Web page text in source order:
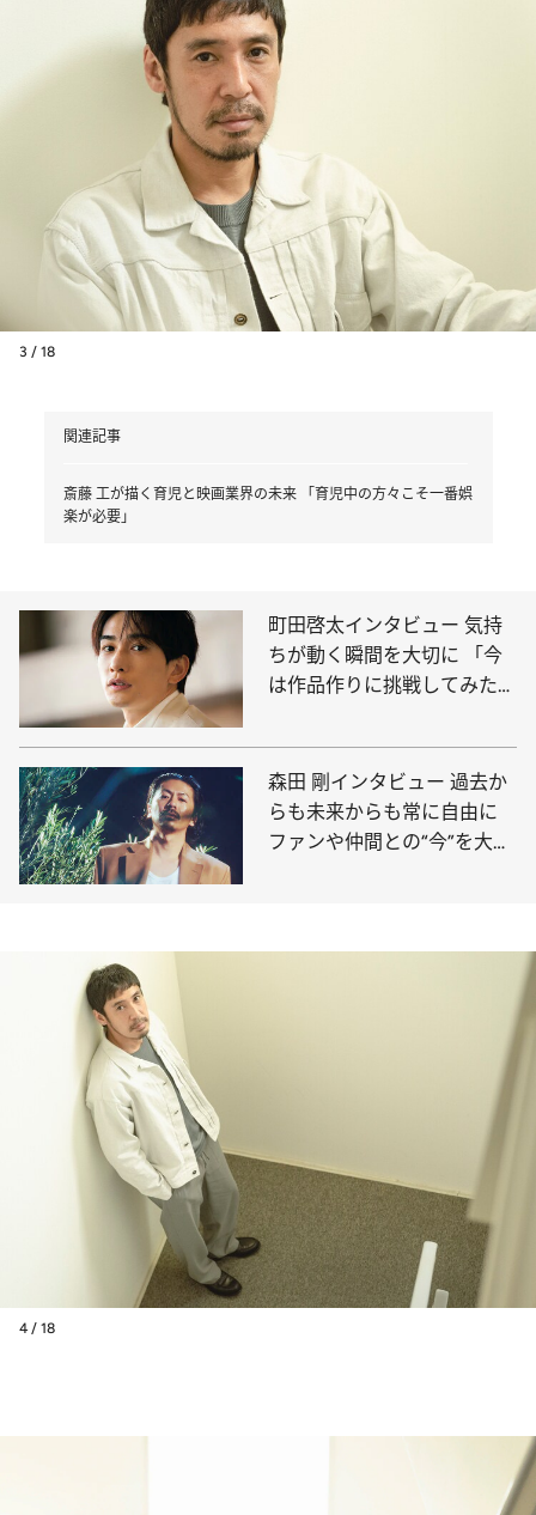
3 / 18
関連記事
斎藤 工が描く育児と映画業界の未来 「育児中の方々こそ一番娯
楽が必要」
町田啓太インタビュー 気持
ちが動く瞬間を大切に 「今
は作品作りに挑戦してみた
森田 剛インタビュー 過去か
らも未来からも常に自由に
ファンや仲間との“今”を大切
4 / 18